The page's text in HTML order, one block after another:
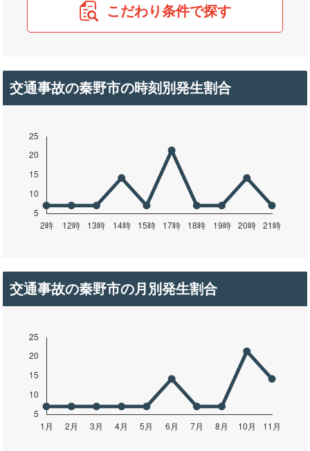
こだわり条件で探す
交通事故の秦野市の時刻別発生割合
交通事故の秦野市の月別発生割合